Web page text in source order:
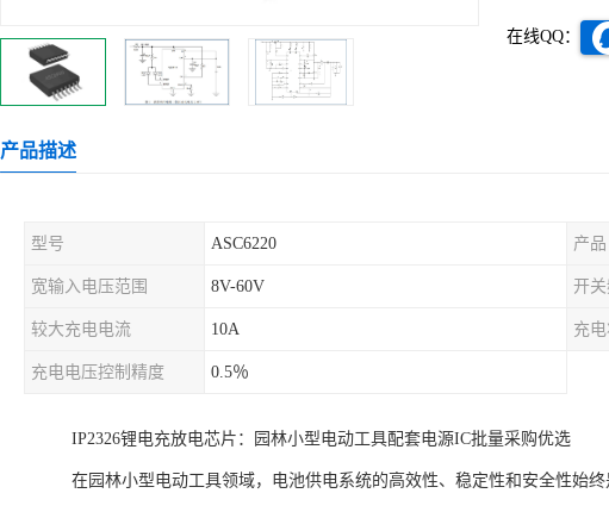
在线QQ：
产品描述
型号 ASC6220 产品
宽输入电压范围 8V-60V 开
较大充电电流 10A 充
充电电压控制精度 0.5％
IP2326锂电充放电芯片：园林小型电动工具配套电源IC批量采购优选
在园林小型电动工具领域，电池供电系统的高效性、稳定性和安全性始